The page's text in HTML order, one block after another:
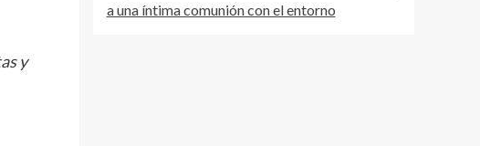
y
a una íntima comunión con el entorno